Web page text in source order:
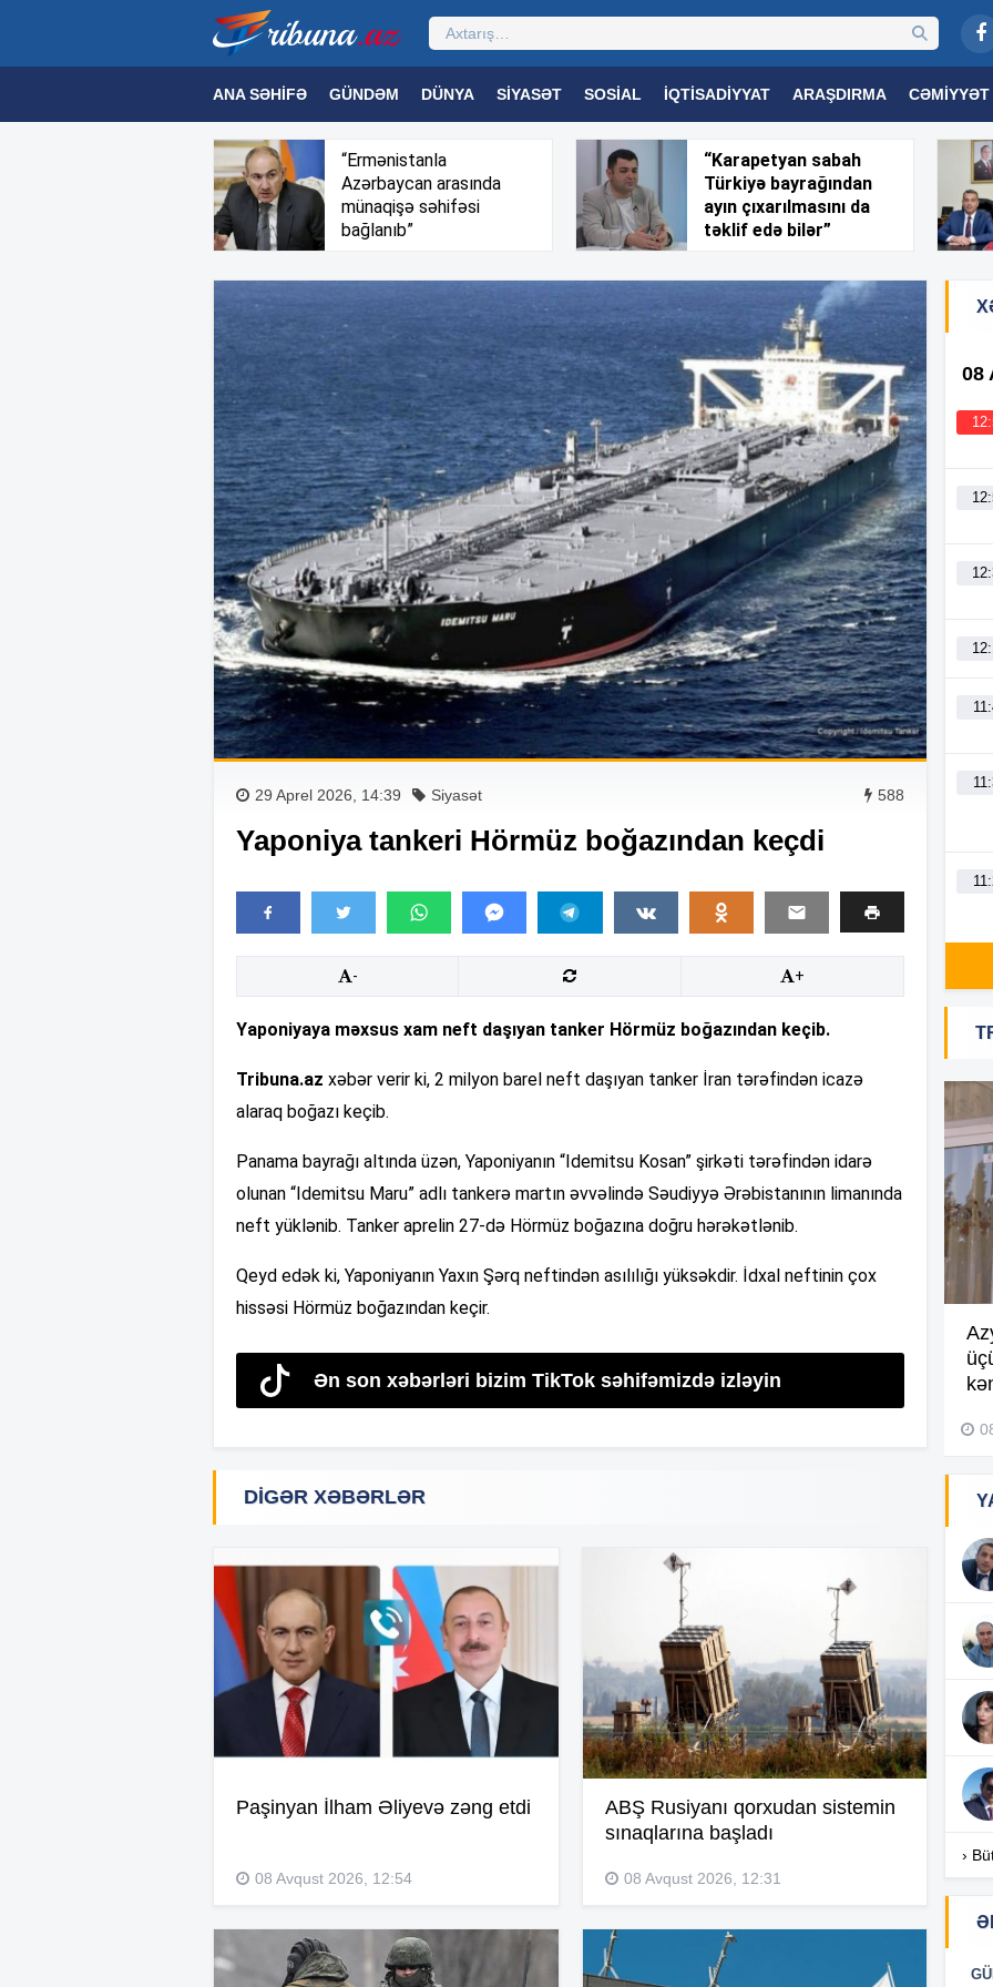
ANA SƏHIFƏ GÜNDƏM DÜNYA SIYASƏT SOSIAL İQTISADIYYAT ARAŞDIRMA CƏMIYYƏT
MƏDƏNIYYƏT MAQAZIN TEXNOLOGIYA TƏHSIL SAĞLAMLIQ MARAQLI
“Ermənistanla
Azərbaycan arasında
münaqişə səhifəsi
bağlanıb”
“Karapetyan sabah
Türkiyə bayrağından
ayın çıxarılmasını da
təklif edə bilər”
29 Aprel 2026, 14:39 Siyasət 588
Yaponiya tankeri Hörmüz boğazından keçdi
- +
Yaponiyaya məxsus xam neft daşıyan tanker Hörmüz boğazından keçib.
Tribuna.az xəbər verir ki, 2 milyon barel neft daşıyan tanker İran tərəfindən icazə
alaraq boğazı keçib.
Panama bayrağı altında üzən, Yaponiyanın “Idemitsu Kosan” şirkəti tərəfindən idarə
olunan “Idemitsu Maru” adlı tankerə martın əvvəlində Səudiyyə Ərəbistanının limanında
neft yüklənib. Tanker aprelin 27-də Hörmüz boğazına doğru hərəkətlənib.
Qeyd edək ki, Yaponiyanın Yaxın Şərq neftindən asılılığı yüksəkdir. İdxal neftinin çox
hissəsi Hörmüz boğazından keçir.
Ən son xəbərləri bizim TikTok səhifəmizdə izləyin
DIGƏR XƏBƏRLƏR
Paşinyan İlham Əliyevə zəng etdi
08 Avqust 2026, 12:54
ABŞ Rusiyanı qorxudan sistemin
sınaqlarına başladı
08 Avqust 2026, 12:31
08
07
acınacaqlı durumda –VİDEO
›